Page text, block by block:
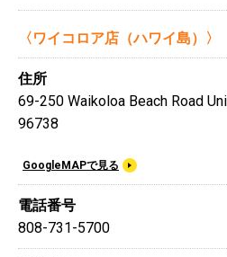
〈ワイコロア店（ハワイ島）〉
住所
69-250 Waikoloa Beach Road
96738
GoogleMAPで見る
電話番号
808-731-5700